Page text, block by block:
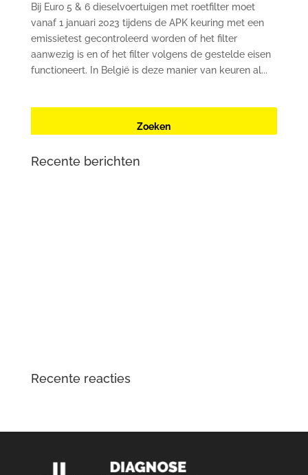
Bij Euro 5 & 6 dieselvoertuigen met roetfilter moet
vanaf 1 januari 2023 tijdens de APK keuring met een
emissietest gecontroleerd worden of het filter
aanwezig is en of het filter volgens de gestelde eisen
functioneert. In België is deze manier van keuren al...
Recente berichten
Recente reacties